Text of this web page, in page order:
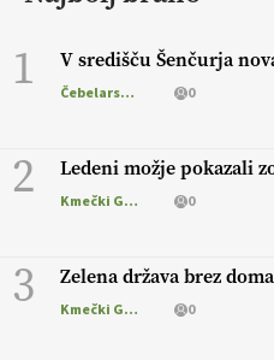
1 V središču Šenčurja
Čebelarstvo 0
2 Ledeni možje pokazali
Kmečki Glas 0
3 Zelena država brez
Kmečki Glas 0